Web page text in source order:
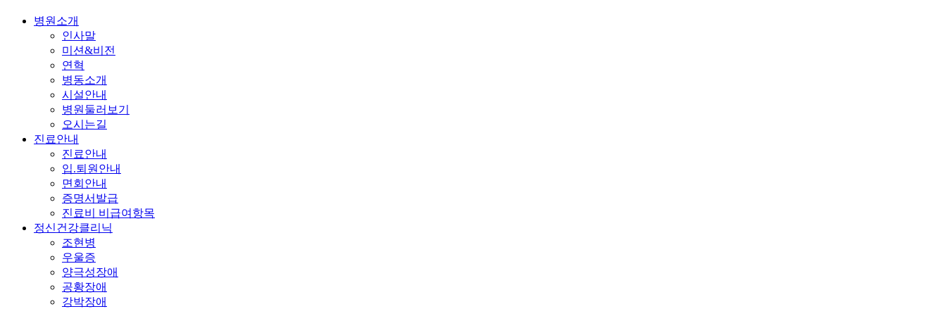
병원소개
인사말
미션&비전
연혁
병동소개
시설안내
병원둘러보기
오시는길
진료안내
진료안내
입.퇴원안내
면회안내
증명서발급
진료비 비급여항목
정신건강클리닉
조현병
우울증
양극성장애
공황장애
강박장애